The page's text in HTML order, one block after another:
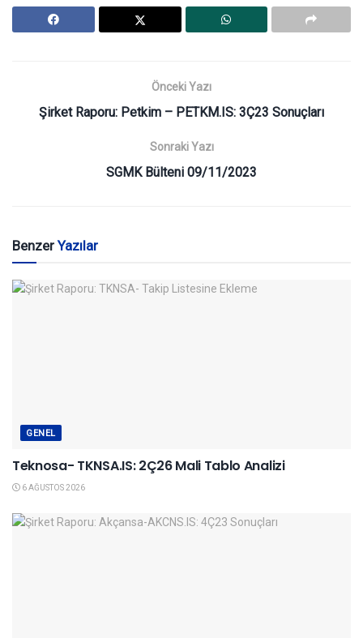
Önceki Yazı
Şirket Raporu: Petkim – PETKM.IS: 3Ç23 Sonuçları
Sonraki Yazı
SGMK Bülteni 09/11/2023
BenzerYazılar
GENEL
Teknosa- TKNSA.IS: 2Ç26 Mali Tablo Analizi
6 AĞUSTOS 2026